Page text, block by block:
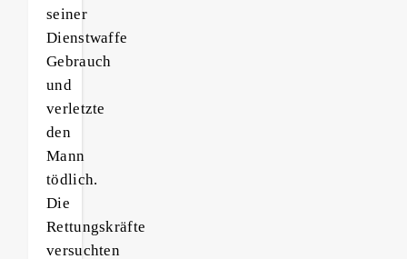
seiner
Dienstwaffe
Gebrauch
und
verletzte
den
Mann
tödlich.
Die
Rettungskräfte
versuchten